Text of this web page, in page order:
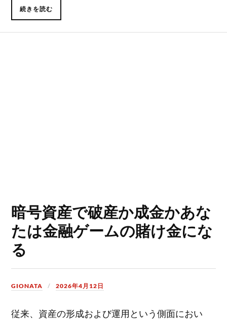
続きを読む
暗号資産で破産か成金かあな
たは金融ゲームの賭け金にな
る
GIONATA 2026年4月12日
従来、資産の形成および運用という側面におい